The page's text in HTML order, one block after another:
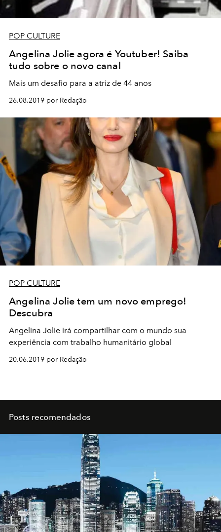
POP CULTURE
Angelina Jolie agora é Youtuber! Saiba
tudo sobre o novo canal
Mais um desafio para a atriz de 44 anos
26.08.2019 por Redação
POP CULTURE
Angelina Jolie tem um novo emprego!
Descubra
Angelina Jolie irá compartilhar com o mundo sua
experiência com trabalho humanitário global
20.06.2019 por Redação
Posts recomendados